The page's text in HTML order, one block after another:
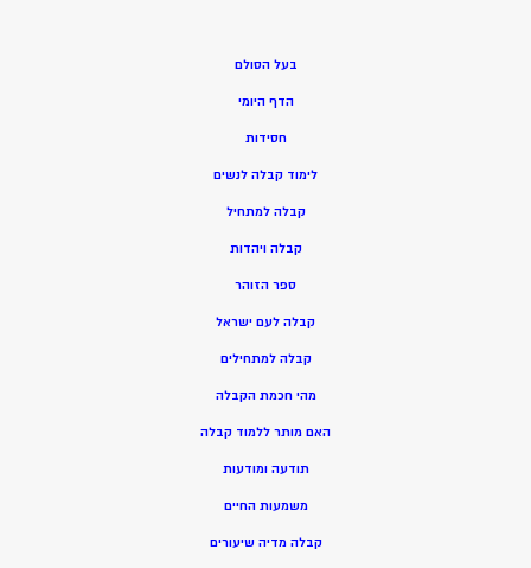
בעל הסולם
הדף היומי
חסידות
לימוד קבלה לנשים
קבלה למתחיל
קבלה ויהדות
ספר הזוהר
קבלה לעם ישראל
קבלה למתחילים
מהי חכמת הקבלה
האם מותר ללמוד קבלה
תודעה ומודעות
משמעות החיים
קבלה מדיה שיעורים